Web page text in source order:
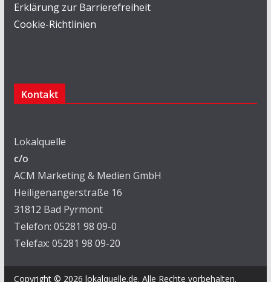
Erklärung zur Barrierefreiheit
Cookie-Richtlinien
Kontakt
Lokalquelle
c/o
ACM Marketing & Medien GmbH
Heiligenangerstraße 16
31812 Bad Pyrmont
Telefon: 05281 98 09-0
Telefax: 05281 98 09-20
Copyright © 2026 lokalquelle.de. Alle Rechte vorbehalten.